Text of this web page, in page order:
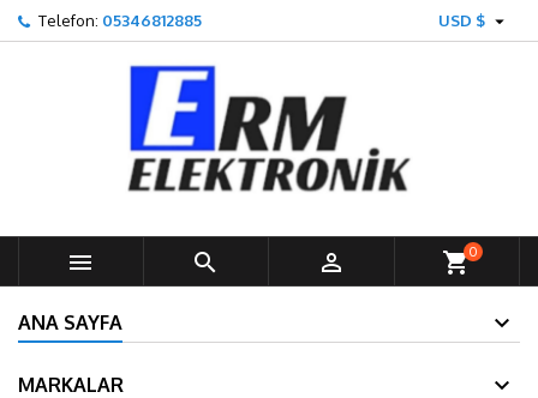
Telefon: 05346812885 USD $ 
   shopping_cart0
ANA SAYFA
MARKALAR